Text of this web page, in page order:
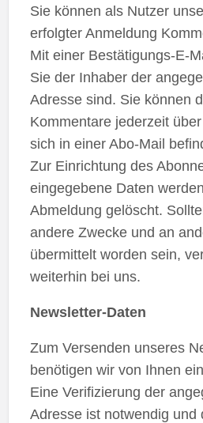
Sie können als Nutzer
erfolgter Anmeldung
Mit einer Bestätigungs-E-
Sie der Inhaber der
Adresse sind. Sie können
Kommentare jederzeit
sich in einer Abo-Mail
Zur Einrichtung des
eingegebene Daten
Abmeldung gelöscht.
andere Zwecke und an
übermittelt worden sein,
weiterhin bei uns.
Newsletter-Daten
Zum Versenden unseres
benötigen wir von Ihnen
Eine Verifizierung der
Adresse ist notwendig und